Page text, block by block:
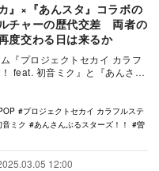
』×『あんスタ』コラボの
チャーの歴代交差 両者の
度交わる日は来るか
『プロジェクトセカイ カラフ
feat. 初音ミク』と『あんさん
！！』のコラボレーションイ
プロジェクトセカイ カラフルステ
ミク
あんさんぶるスターズ！！
曽
12:00